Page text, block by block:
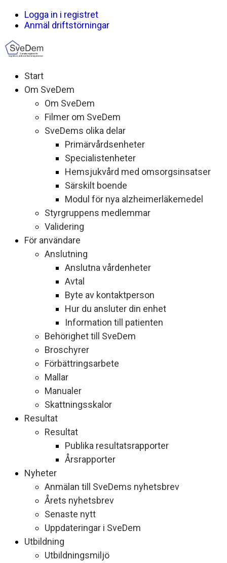
Logga in i registret
Anmäl driftstörningar
Start
Om SveDem
Om SveDem
Filmer om SveDem
SveDems olika delar
Primärvårdsenheter
Specialistenheter
Hemsjukvård med omsorgsinsatser
Särskilt boende
Modul för nya alzheimerläkemedel
Styrgruppens medlemmar
Validering
För användare
Anslutning
Anslutna vårdenheter
Avtal
Byte av kontaktperson
Hur du ansluter din enhet
Information till patienten
Behörighet till SveDem
Broschyrer
Förbättringsarbete
Mallar
Manualer
Skattningsskalor
Resultat
Resultat
Publika resultatsrapporter
Årsrapporter
Nyheter
Anmälan till SveDems nyhetsbrev
Årets nyhetsbrev
Senaste nytt
Uppdateringar i SveDem
Utbildning
Utbildningsmiljö